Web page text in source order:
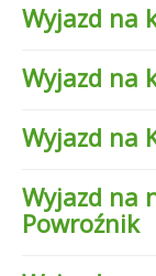
Wyjazd na
Wyjazd na
Wyjazd na
Wyjazd na
Powroźnik